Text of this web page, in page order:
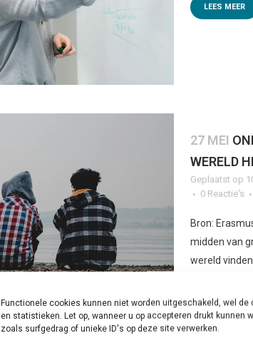
Functionele cookies kunnen niet worden uitgeschakeld, wel de
en statistieken. Let op, wanneer u op accepteren drukt kunnen
zoals surfgedrag of unieke ID's op deze site verwerken.
LEES MEER
27 MEI
WERELD
Geplaatst op
0 Reactie's
Bron:
midden van
wereld
LEES MEER